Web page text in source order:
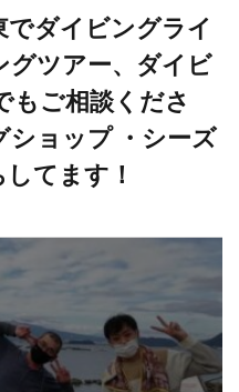
ダイビングライ
グツアー、ダイビ
もご相談くださ
ショップ ・シーズ
てます！